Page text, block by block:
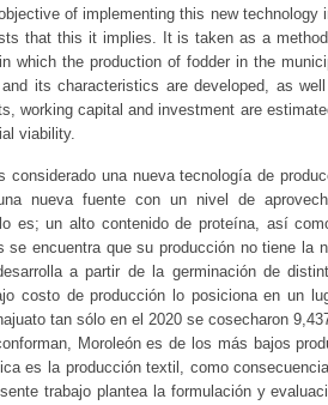
of implementing this new
that this it implies. It is taken as a
which the production of fodder in the
its characteristics are developed, as
working capital and investment are
viability.
considerado una nueva tecnología de
nueva fuente con un nivel de
es; un alto contenido de proteína, así
se encuentra que su producción no tiene la
a partir de la germinación de
costo de producción lo posiciona en un
tan sólo en el 2020 se cosecharon
Moroleón es de los más bajos
es la producción textil, como
trabajo plantea la formulación y